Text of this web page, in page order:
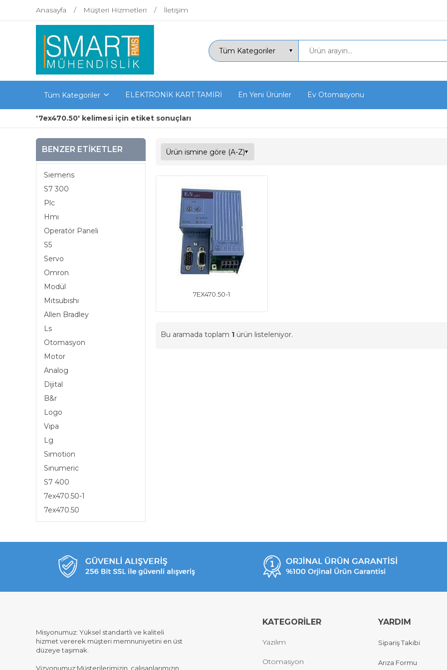
Anasayfa Müşteri Hizmetleri İletişim
Tüm Kategoriler ELEKTRONİK KART TAMİRİ En Yeni Ürünler Ev Otomasyonu
'7ex470.50' kelimesi için etiket sonuçları
BENZER ETIKETLER
Sıemens
S7 300
Plc
Hmı
Operatör Paneli
S5
Servo
Omron
Modül
Mıtsubıshı
Allen Bradley
Ls
Otomasyon
Motor
Analog
Dijital
B&r
Logo
Vıpa
Lg
Sımotion
Sınumeric
S7 400
7ex470.50-1
7ex470.50
7EX470.50-1
Bu aramada toplam 1 ürün listeleniyor.
Misyonumuz: Yüksel standartlı ve kaliteli
hizmet vererek müşteri memnuniyetini en üst
düzeye taşımak.
Vizyonumuz:Müşterilerimizin, çalışanlarımızın
KATEGORİLER
Yazılım
Otomasyon
YARDIM
Sipariş Takibi
Arıza Formu